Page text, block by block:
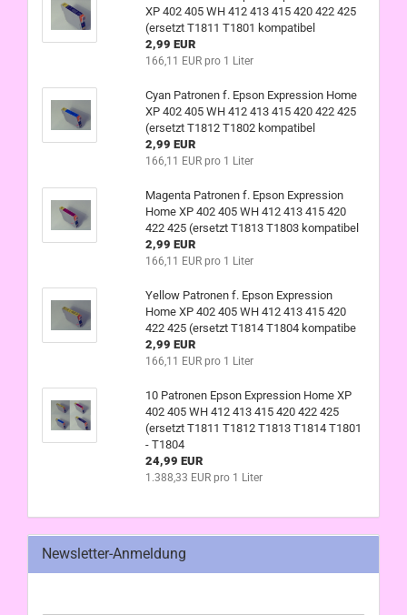
XP 402 405 WH 412 413 415 420 422 425
(ersetzt T1811 T1801 kompatibel
2,99 EUR
166,11 EUR pro 1 Liter
Cyan Patronen f. Epson Expression Home
XP 402 405 WH 412 413 415 420 422 425
(ersetzt T1812 T1802 kompatibel
2,99 EUR
166,11 EUR pro 1 Liter
Magenta Patronen f. Epson Expression
Home XP 402 405 WH 412 413 415 420
422 425 (ersetzt T1813 T1803 kompatibel
2,99 EUR
166,11 EUR pro 1 Liter
Yellow Patronen f. Epson Expression
Home XP 402 405 WH 412 413 415 420
422 425 (ersetzt T1814 T1804 kompatibe
2,99 EUR
166,11 EUR pro 1 Liter
10 Patronen Epson Expression Home XP
402 405 WH 412 413 415 420 422 425
(ersetzt T1811 T1812 T1813 T1814 T1801
- T1804
24,99 EUR
1.388,33 EUR pro 1 Liter
Newsletter-Anmeldung